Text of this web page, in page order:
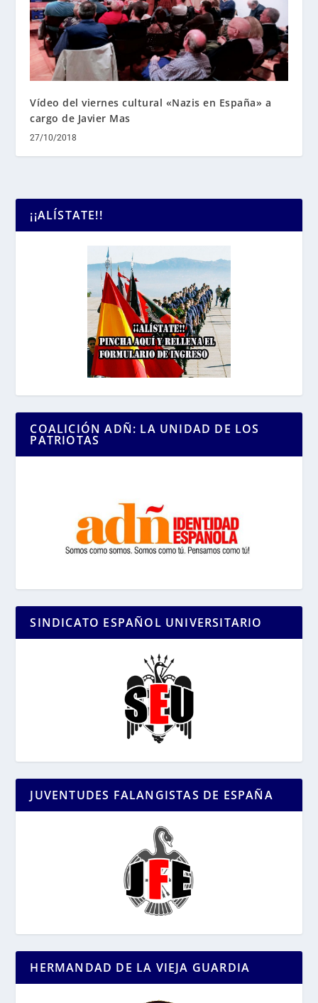
Vídeo del viernes cultural «Nazis en España» a
cargo de Javier Mas
27/10/2018
¡¡ALÍSTATE!!
COALICIÓN ADÑ: LA UNIDAD DE LOS
PATRIOTAS
SINDICATO ESPAÑOL UNIVERSITARIO
JUVENTUDES FALANGISTAS DE ESPAÑA
HERMANDAD DE LA VIEJA GUARDIA